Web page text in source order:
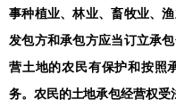
事种植业、林业、畜牧业、
发包方和承包方应当订立承
营土地的农民有保护和按照
务。农民的土地承包经营权受